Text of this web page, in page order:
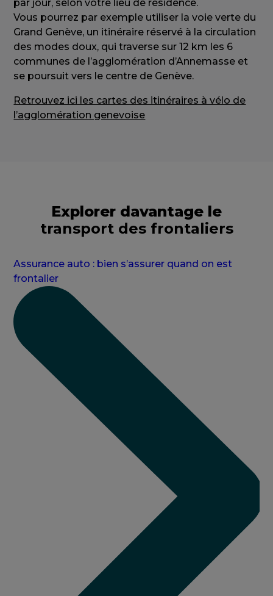
par jour, selon votre lieu de résidence.
Vous pourrez par exemple utiliser la voie verte du
Grand Genève, un itinéraire réservé à la circulation
des modes doux, qui traverse sur 12 km les 6
communes de l’agglomération d’Annemasse et
se poursuit vers le centre de Genève.
Retrouvez ici les cartes des itinéraires à vélo de
l’agglomération genevoise
Explorer davantage le
transport des frontaliers
Assurance auto : bien s’assurer quand on est
frontalier